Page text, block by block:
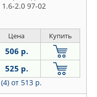
2.0 97-02
Цена Купить
506 р.
525 р.
от 513 р.